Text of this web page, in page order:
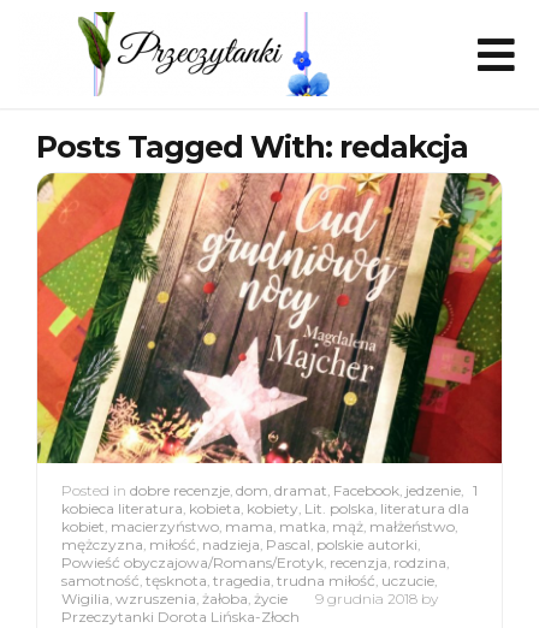
Posts Tagged With: redakcja
1
Posted in dobre recenzje, dom, dramat, Facebook, jedzenie,
kobieca literatura, kobieta, kobiety, Lit. polska, literatura dla
kobiet, macierzyństwo, mama, matka, mąż, małżeństwo,
mężczyzna, miłość, nadzieja, Pascal, polskie autorki,
Powieść obyczajowa/Romans/Erotyk, recenzja, rodzina,
samotność, tęsknota, tragedia, trudna miłość, uczucie,
Wigilia, wzruszenia, żałoba, życie 9 grudnia 2018 by
Przeczytanki Dorota Lińska-Złoch